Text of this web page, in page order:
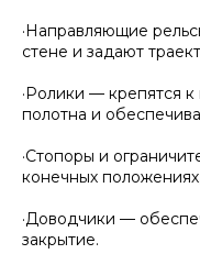
·Направляющие
стене и задают
·Ролики — крепятся
полотна и
·Стопоры и
конечных
·Доводчики —
закрытие.